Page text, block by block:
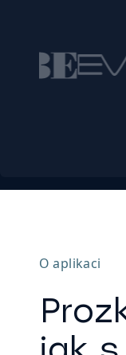
O aplikaci